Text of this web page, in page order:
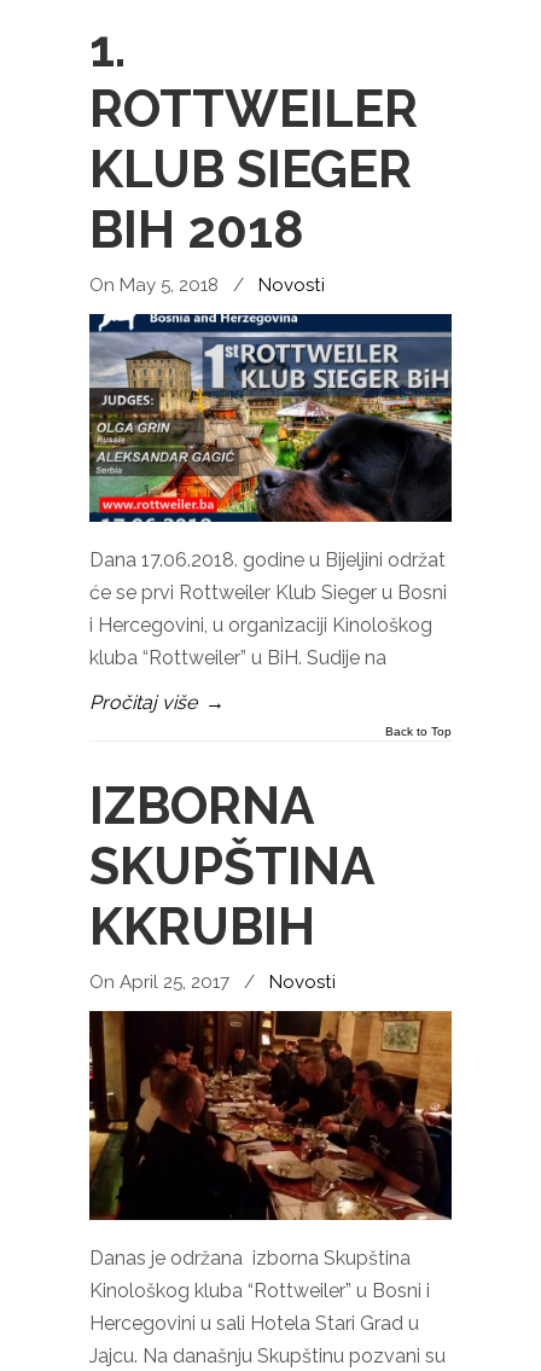
1.
ROTTWEILER
KLUB SIEGER
BIH 2018
On May 5, 2018 / Novosti
Dana 17.06.2018. godine u Bijeljini održat
će se prvi Rottweiler Klub Sieger u Bosni
i Hercegovini, u organizaciji Kinološkog
kluba “Rottweiler” u BiH. Sudije na
Pročitaj više →
Back to Top
IZBORNA
SKUPŠTINA
KKRUBIH
On April 25, 2017 / Novosti
Danas je održana izborna Skupština
Kinološkog kluba “Rottweiler” u Bosni i
Hercegovini u sali Hotela Stari Grad u
Jajcu. Na današnju Skupštinu pozvani su